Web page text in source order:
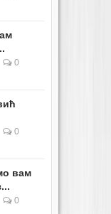
0
0
вам
0